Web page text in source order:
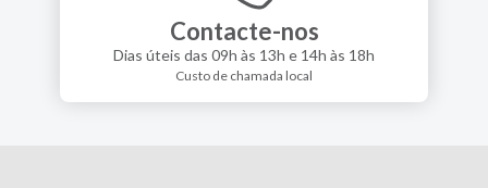
Contacte-nos
Dias úteis das 09h às 13h e 14h às 18h
Custo de chamada local